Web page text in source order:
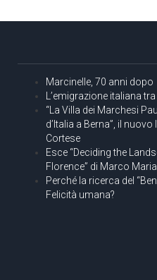
Marcinelle, 70 anni dopo
L’emigrazione italiana
“La Villa dei Marchesi
d’Italia a Berna”, il
Cortese
Esce “Deciding the
Florence” di Marco
Perché la ricerca del
Felicità umana?